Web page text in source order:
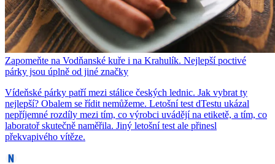
Zapomeňte na Vodňanské kuře i na Krahulík. Nejlepší poctivé
párky jsou úplně od jiné značky
Vídeňské párky patří mezi stálice českých lednic. Jak vybrat ty
nejlepší? Obalem se řídit nemůžeme. Letošní test dTestu ukázal
nepříjemné rozdíly mezi tím, co výrobci uvádějí na etiketě, a tím, co
laboratoř skutečně naměřila. Jiný letošní test ale přinesl
překvapivého vítěze.